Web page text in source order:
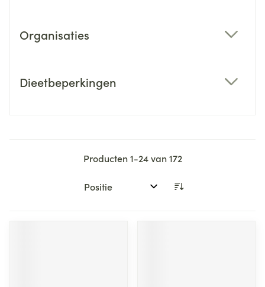
Organisaties
Dieetbeperkingen
Producten1-24van172
Sorteer op: